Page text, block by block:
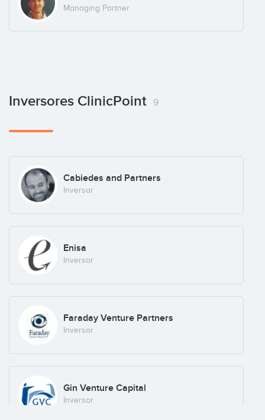
Managing Partner
Inversores ClinicPoint 9
Cabiedes and Partners
Inversor
Enisa
Inversor
Faraday Venture Partners
Inversor
Gin Venture Capital
Inversor